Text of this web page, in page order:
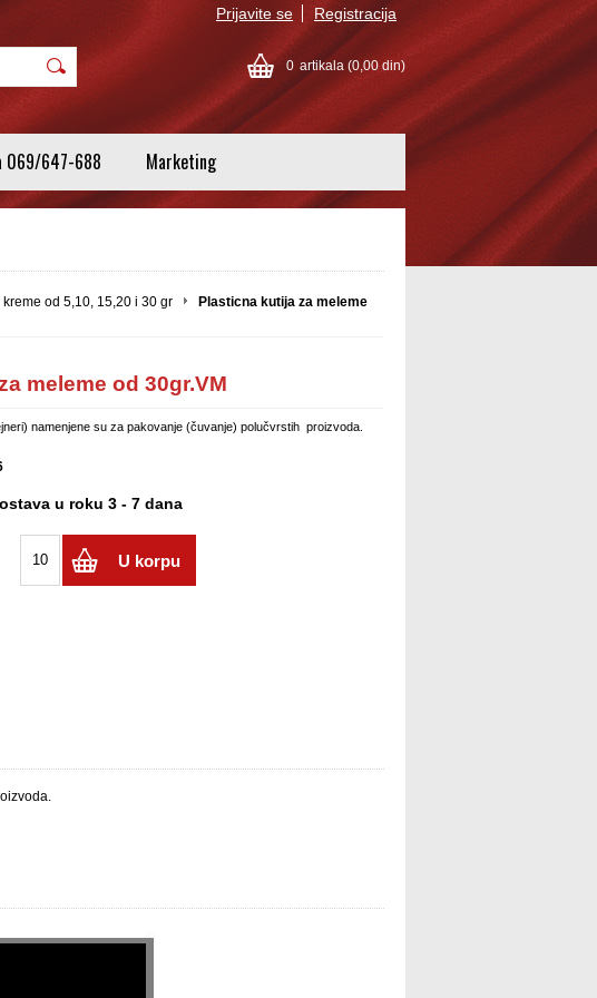
Prijavite se Registracija
0 artikala (0,00 din)
069/647-688 Marketing
kreme od 5,10, 15,20 i 30 gr
Plasticna kutija za meleme
meleme od 30gr.VM
namenjene su za pakovanje (čuvanje) polučvrstih proizvoda.
u roku 3 - 7 dana
U korpu